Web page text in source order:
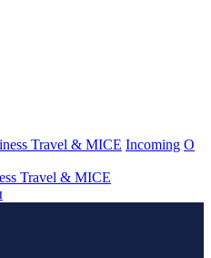
Travel & MICE Incoming О
Travel & MICE